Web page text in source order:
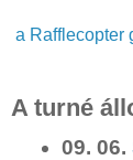
a Rafflecopter
A turné
09. 06.